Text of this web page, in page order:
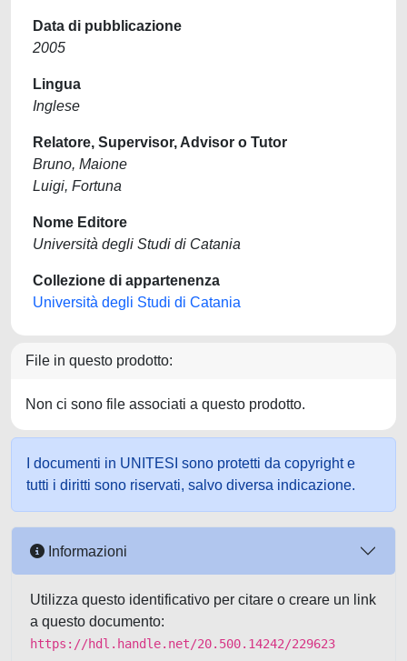
Data di pubblicazione
2005
Lingua
Inglese
Relatore, Supervisor, Advisor o Tutor
Bruno, Maione
Luigi, Fortuna
Nome Editore
Università degli Studi di Catania
Collezione di appartenenza
Università degli Studi di Catania
File in questo prodotto:
Non ci sono file associati a questo prodotto.
I documenti in UNITESI sono protetti da copyright e
tutti i diritti sono riservati, salvo diversa indicazione.
Informazioni
Utilizza questo identificativo per citare o creare un link
a questo documento:
https://hdl.handle.net/20.500.14242/229623